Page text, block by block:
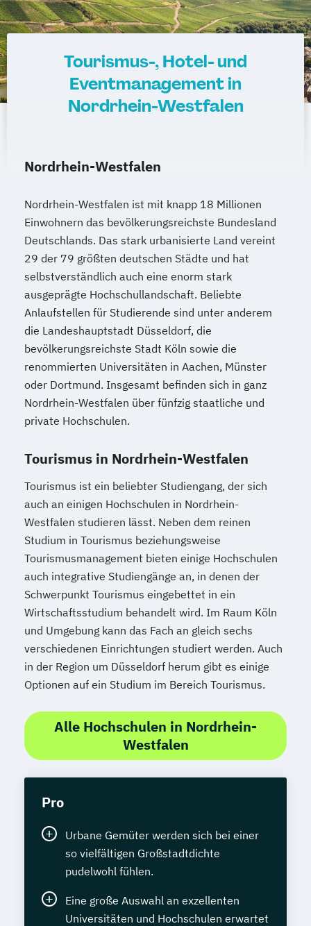
Tourismus-, Hotel- und
Eventmanagement in
Nordrhein-Westfalen
Nordrhein-Westfalen
Nordrhein-Westfalen ist mit knapp 18 Millionen
Einwohnern das bevölkerungsreichste Bundesland
Deutschlands. Das stark urbanisierte Land vereint
29 der 79 größten deutschen Städte und hat
selbstverständlich auch eine enorm stark
ausgeprägte Hochschullandschaft. Beliebte
Anlaufstellen für Studierende sind unter anderem
die Landeshauptstadt Düsseldorf, die
bevölkerungsreichste Stadt Köln sowie die
renommierten Universitäten in Aachen, Münster
oder Dortmund. Insgesamt befinden sich in ganz
Nordrhein-Westfalen über fünfzig staatliche und
private Hochschulen.
Tourismus in Nordrhein-Westfalen
Tourismus ist ein beliebter Studiengang, der sich
auch an einigen Hochschulen in Nordrhein-
Westfalen studieren lässt. Neben dem reinen
Studium in Tourismus beziehungsweise
Tourismusmanagement bieten einige Hochschulen
auch integrative Studiengänge an, in denen der
Schwerpunkt Tourismus eingebettet in ein
Wirtschaftsstudium behandelt wird. Im Raum Köln
und Umgebung kann das Fach an gleich sechs
verschiedenen Einrichtungen studiert werden. Auch
in der Region um Düsseldorf herum gibt es einige
Optionen auf ein Studium im Bereich Tourismus.
Alle Hochschulen in Nordrhein-
Westfalen
Pro
Urbane Gemüter werden sich bei einer
so vielfältigen Großstadtdichte
pudelwohl fühlen.
Eine große Auswahl an exzellenten
Universitäten und Hochschulen erwartet